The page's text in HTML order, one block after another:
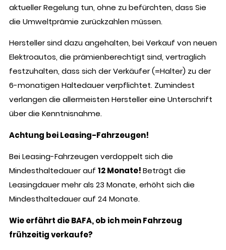
aktueller Regelung tun, ohne zu befürchten, dass Sie
die Umweltprämie zurückzahlen müssen.
Hersteller sind dazu angehalten, bei Verkauf von neuen
Elektroautos, die prämienberechtigt sind, vertraglich
festzuhalten, dass sich der Verkäufer (=Halter) zu der
6-monatigen Haltedauer verpflichtet. Zumindest
verlangen die allermeisten Hersteller eine Unterschrift
über die Kenntnisnahme.
Achtung bei Leasing-Fahrzeugen!
Bei Leasing-Fahrzeugen verdoppelt sich die
Mindesthaltedauer auf 12 Monate!Beträgt die
Leasingdauer mehr als 23 Monate, erhöht sich die
Mindesthaltedauer auf 24 Monate.
Wie erfährt die BAFA, ob ich mein Fahrzeug
frühzeitig verkaufe?